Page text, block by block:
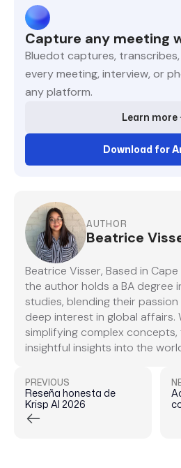
Capture any meeting
Bluedot captures,
every meeting, interview, or
any platform.
Learn more
Download for
AUTHOR
Beatrice
Beatrice Visser, Based in
the author holds a BA degree
studies, blending their
deep interest in global affairs.
simplifying complex
insightful insights into the
PREVIOUS
Reseña honesta de
Krisp AI 2026